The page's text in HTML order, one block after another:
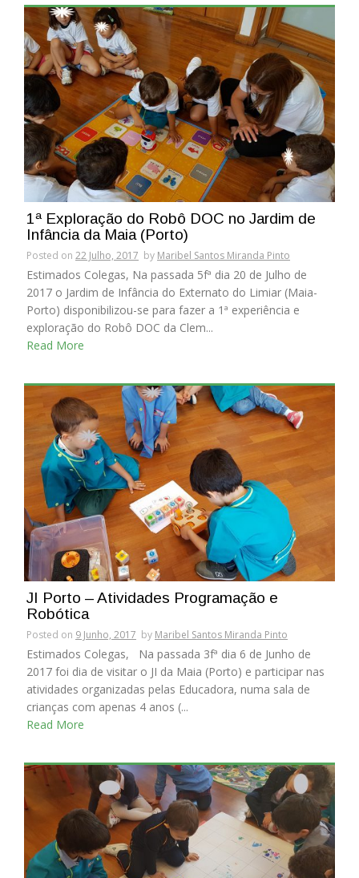
1ª Exploração do Robô DOC no Jardim de
Infância da Maia (Porto)
Posted on 22 Julho, 2017 by Maribel Santos Miranda Pinto
Estimados Colegas, Na passada 5fª dia 20 de Julho de
2017 o Jardim de Infância do Externato do Limiar (Maia-
Porto) disponibilizou-se para fazer a 1ª experiência e
exploração do Robô DOC da Clem...
Read More
JI Porto – Atividades Programação e
Robótica
Posted on 9 Junho, 2017 by Maribel Santos Miranda Pinto
Estimados Colegas, Na passada 3fª dia 6 de Junho de
2017 foi dia de visitar o JI da Maia (Porto) e participar nas
atividades organizadas pelas Educadora, numa sala de
crianças com apenas 4 anos (...
Read More